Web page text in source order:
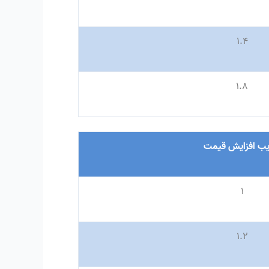
۱.۴
۱.۸
افزایش قیمت
۱
۱.۲